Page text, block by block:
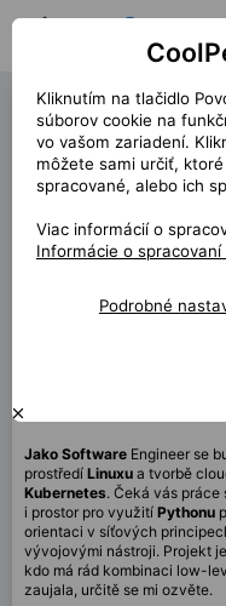
Hľadať pozíciu
Software
« späť
Miesto
Start (dĺžka)
8/2025
Home office
60%
Jako Software Engineer se
prostředí Linuxu a tvorbě
Kubernetes. Čeká vás
i prostor pro využití Pythonu
orientaci v síťových
vývojovými nástroji. Projekt
kdo má rád kombinaci low-
zaujala, určitě se mi ozvěte.
Kliknutím na tlačidlo
súborov cookie na
vo vašom zariadení.
môžete sami určiť,
spracované, alebo ich
Viac informácií o
Informácie o
Podrobné